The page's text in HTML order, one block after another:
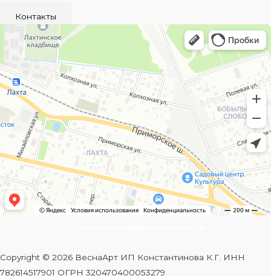
Контакты
Copyright © 2026 ВеснаАрт ИП Константинова К.Г. ИНН
782614517901 ОГРН 320470400053279